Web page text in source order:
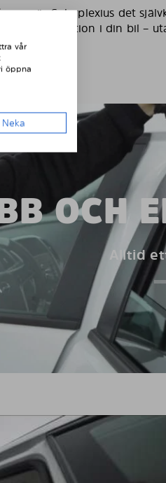
är Solarplexius det
och funktion i din bil –
OCH
Alltid
vår
öppna
Neka